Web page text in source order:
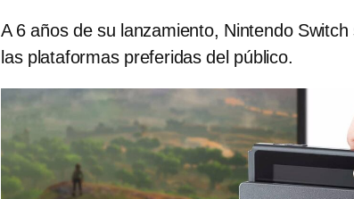
A 6 años de su lanzamiento, Nintendo
las plataformas preferidas del público.